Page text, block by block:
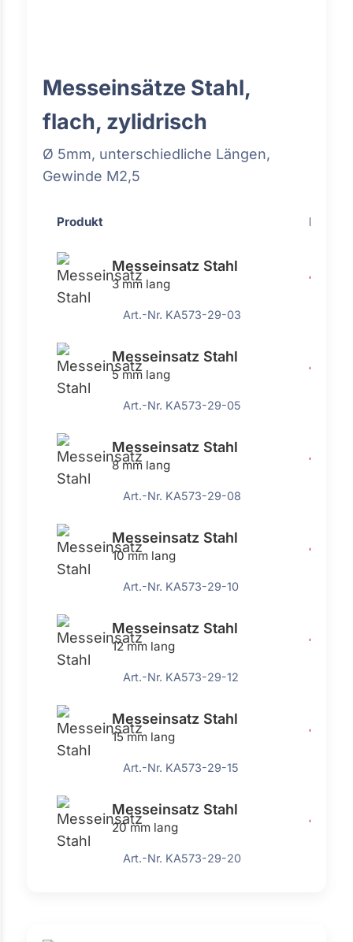
Messeinsätze Stahl,
flach, zylidrisch
Ø 5mm, unterschiedliche Längen,
Gewinde M2,5
Produkt Preis
Messeinsatz Stahl
3 mm lang
4,91 €
Art.-Nr. KA573-29-03
Messeinsatz Stahl
5 mm lang
4,91 €
Art.-Nr. KA573-29-05
Messeinsatz Stahl
8 mm lang
4,91 €
Art.-Nr. KA573-29-08
Messeinsatz Stahl
10 mm lang
4,91 €
Art.-Nr. KA573-29-10
Messeinsatz Stahl
12 mm lang
4,91 €
Art.-Nr. KA573-29-12
Messeinsatz Stahl
15 mm lang
4,91 €
Art.-Nr. KA573-29-15
Messeinsatz Stahl
20 mm lang
4,91 €
Art.-Nr. KA573-29-20